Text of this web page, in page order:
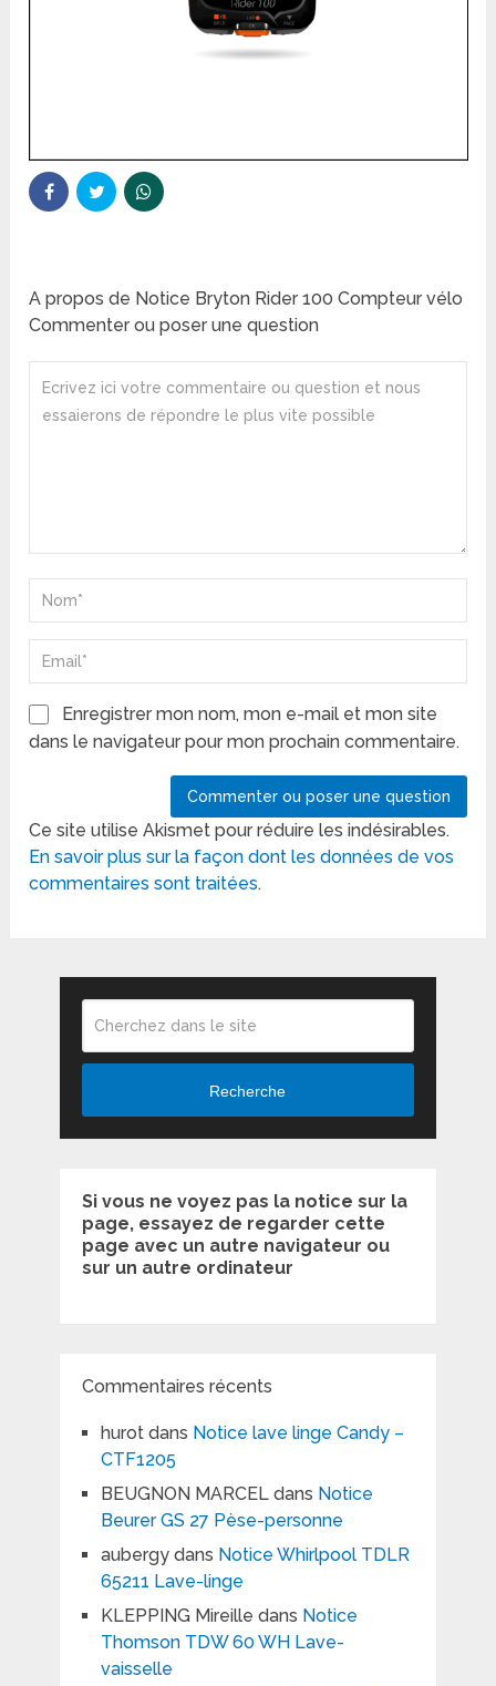
A propos de Notice Bryton Rider 100 Compteur vélo
Commenter ou poser une question
Enregistrer mon nom, mon e-mail et mon site
dans le navigateur pour mon prochain commentaire.
Ce site utilise Akismet pour réduire les indésirables.
En savoir plus sur la façon dont les données de vos
commentaires sont traitées.
Recherche
Si vous ne voyez pas la notice sur la
page, essayez de regarder cette
page avec un autre navigateur ou
sur un autre ordinateur
Commentaires récents
hurotdans Notice lave linge Candy –
CTF1205
BEUGNON MARCELdans Notice
Beurer GS 27 Pèse-personne
aubergydans Notice Whirlpool TDLR
65211 Lave-linge
KLEPPING Mireille dans Notice
Thomson TDW 60 WH Lave-
vaisselle